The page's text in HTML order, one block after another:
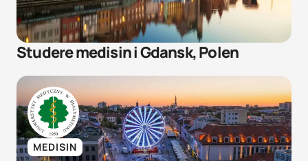
​Studere medisin i Gdansk, Polen
MEDISIN